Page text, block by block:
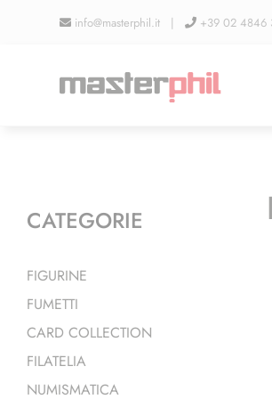
info@masterphil.it | +39 02 4846
CATEGORIE
FIGURINE
FUMETTI
CARD COLLECTION
FILATELIA
NUMISMATICA